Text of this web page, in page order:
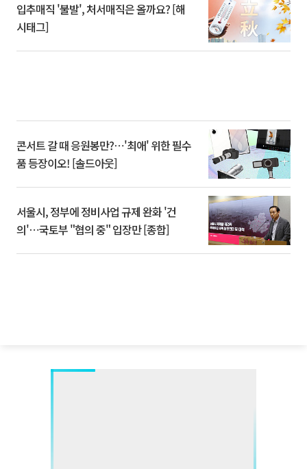
입추매직 '불발', 처서매직은 올까요? [해
시태그]
콘서트 갈 때 응원봉만?⋯'최애' 위한 필수
품 등장이오! [솔드아웃]
서울시, 정부에 정비사업 규제 완화 '건
의'⋯국토부 "협의 중" 입장만 [종합]